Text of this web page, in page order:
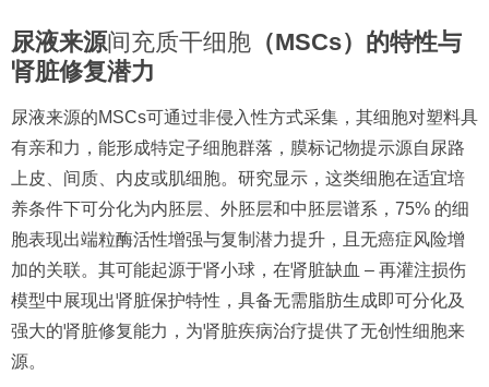
尿液来源间充质干细胞 （MSCs）的特性与
肾脏修复潜力
尿液来源的MSCs可通过非侵入性方式采集，其细胞对塑料具
有亲和力，能形成特定子细胞群落，膜标记物提示源自尿路
上皮、间质、内皮或肌细胞。研究显示，这类细胞在适宜培
养条件下可分化为内胚层、外胚层和中胚层谱系，75% 的细
胞表现出端粒酶活性增强与复制潜力提升，且无癌症风险增
加的关联。其可能起源于肾小球，在肾脏缺血 – 再灌注损伤
模型中展现出肾脏保护特性，具备无需脂肪生成即可分化及
强大的肾脏修复能力，为肾脏疾病治疗提供了无创性细胞来
源。